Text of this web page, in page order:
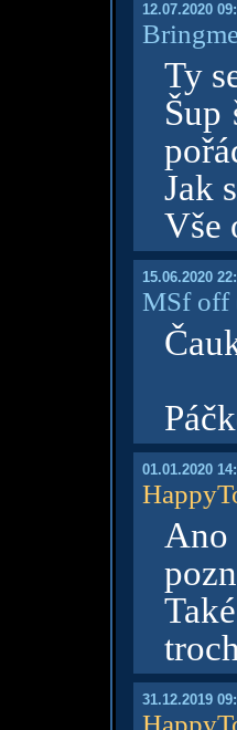
12.07.2020
Ty
Šup
Jak
Vše
15.06.2020
MSf off
01.01.2020
31.12.2019